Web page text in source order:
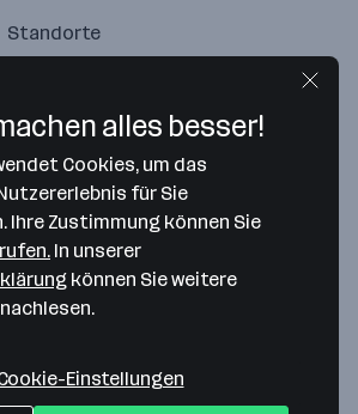
Standorte
unseren Cookie-
zu, um diese Karte
anzuzeigen.
alles besser!
Cookies, um das
für Sie
Ihre Zustimmung können Sie
In unserer
können Sie weitere
Einstellungen